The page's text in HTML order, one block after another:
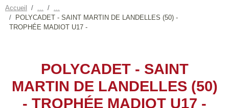
Accueil
POLYCADET - SAINT MARTIN DE LANDELLES (50) -
TROPHÉE MADIOT U17 -
POLYCADET - SAINT
MARTIN DE LANDELLES (50)
- TROPHÉE MADIOT U17 -